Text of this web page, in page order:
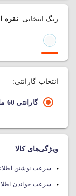
رنگ انتخابی:نقره
انتخاب گارانتی:
گارانتی 60 ماهه آونگ
ویژگی‌های کالا
سرعت نوشتن
سرعت خواندن